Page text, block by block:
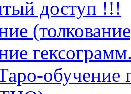
доступ !!!
обучение